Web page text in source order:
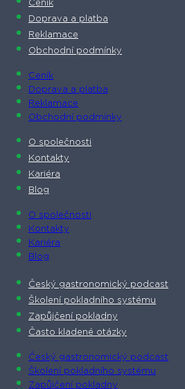
Ceník
Doprava a platba
Reklamace
Obchodní podmínky
Ceník
Doprava a platba
Reklamace
Obchodní podmínky
O společnosti​
Kontakty
Kariéra
Blog
O společnosti​
Kontakty
Kariéra
Blog
Český gastronomický podcast​
Školení pokladního systému
Zapůjčení pokladny
Často kladené otázky
Český gastronomický podcast​
Školení pokladního systému
Zapůjčení pokladny